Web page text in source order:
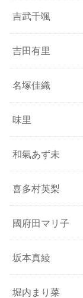
吉武千颯
吉田有里
名塚佳織
味里
和氣あず未
喜多村英梨
國府田マリ子
坂本真綾
堀内まり菜